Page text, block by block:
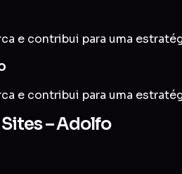
e contribui para uma
e contribui para uma
– Adolfo